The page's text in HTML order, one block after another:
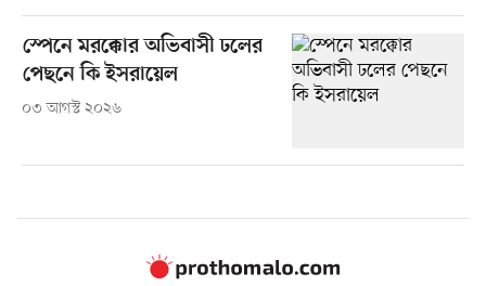
স্পেনে মরক্কোর অভিবাসী ঢলের
পেছনে কি ইসরায়েল
০৩ আগস্ট ২০২৬